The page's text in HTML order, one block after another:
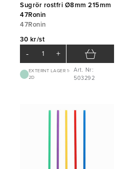
Sugrör rostfri Ø8mm 215mm
47Ronin
47Ronin
30 kr/st
- +
EXTERNT LAGER 1-
2D
Art. Nr:
503292